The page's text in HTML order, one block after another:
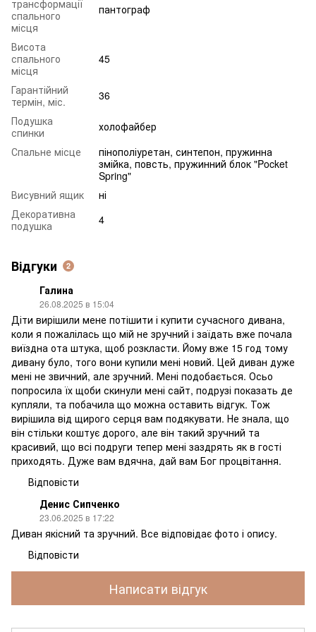
трансформації
спального
місця
пантограф
Висота
спального
місця
45
Гарантійний
термін, міс.
36
Подушка
спинки
холофайбер
Спальне місце
пінополіуретан, синтепон, пружинна
змійка, повсть, пружинний блок "Pocket
Spring"
Висувний ящик
ні
Декоративна
подушка
4
Відгуки 2
Галина
26.08.2025 в 15:04
Діти вирішили мене потішити і купити сучасного дивана,
коли я пожалілась що мій не зручний і заїдать вже почала
виїздна ота штука, щоб розкласти. Йому вже 15 год тому
дивану було, того вони купили мені новий. Цей диван дуже
мені не звичний, але зручний. Мені подобається. Осьо
попросила їх щоби скинули мені сайт, подрузі показать де
купляли, та побачила що можна оставить відгук. Тож
вирішила від щирого серця вам подякувати. Не знала, що
він стільки коштує дорого, але він такий зручний та
красивий, що всі подруги тепер мені заздрять як в гості
приходять. Дуже вам вдячна, дай вам Бог процвітання.
Відповісти
Денис Сипченко
23.06.2025 в 17:22
Диван якісний та зручний. Все відповідає фото і опису.
Відповісти
Написати відгук